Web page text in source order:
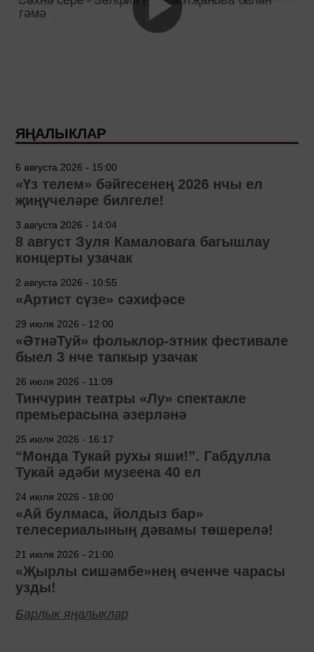
ЯҢАЛЫКЛАР
6 августа 2026 - 15:00
«Үз телем» бәйгесенең 2026 нчы ел
җиңүчеләре билгеле!
3 августа 2026 - 14:04
8 август Зуля Камаловага багышлау
концерты узачак
2 августа 2026 - 10:55
«Артист сүзе» сәхифәсе
29 июля 2026 - 12:00
«ӘтнәТуй» фольклор-этник фестивале
быел 3 нче тапкыр узачак
26 июля 2026 - 11:09
Тинчурин театры «Лу» спектакле
премьерасына әзерләнә
25 июля 2026 - 16:17
“Монда Тукай рухы яши!”. Габдулла
Тукай әдәби музеена 40 ел
24 июля 2026 - 18:00
«Ай булмаса, йолдыз бар»
телесериалының дәвамы төшерелә!
21 июля 2026 - 21:00
«Җырлы сишәмбе»нең өченче чарасы
узды!
Барлык яңалыклар